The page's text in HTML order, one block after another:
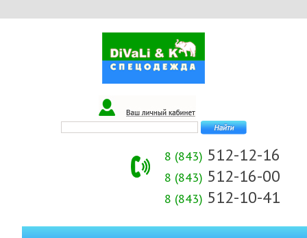
8 (843) 512-12-16
8 (843) 512-16-00
8 (843) 512-10-41